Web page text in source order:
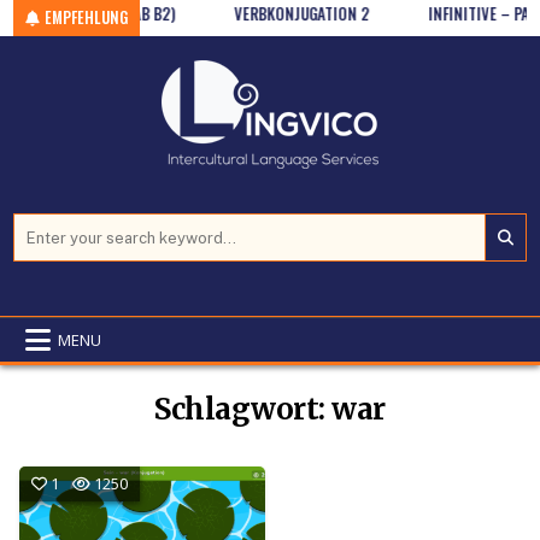
Skip to content
EMPFEHLUNG
I. (GR/AB B2) VERBKONJUGATION 2 INFINITIVE –
MENU
Schlagwort:war
1 1250